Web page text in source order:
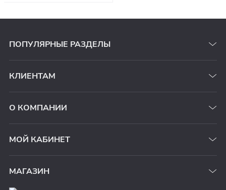
ПОПУЛЯРНЫЕ РАЗДЕЛЫ
КЛИЕНТАМ
О КОМПАНИИ
МОЙ КАБИНЕТ
МАГАЗИН